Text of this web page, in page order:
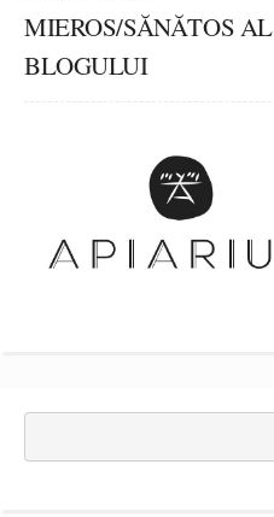
MIEROS/SĂNĂTOS AL
BLOGULUI